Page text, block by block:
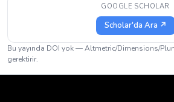
GOOGLE SCHOLAR
Scholar'da Ara ↗
Bu yayında DOI yok — Altmetric/Dimensions/
gerektirir.